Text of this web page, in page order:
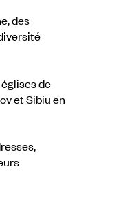
des
de
et Sibiu en